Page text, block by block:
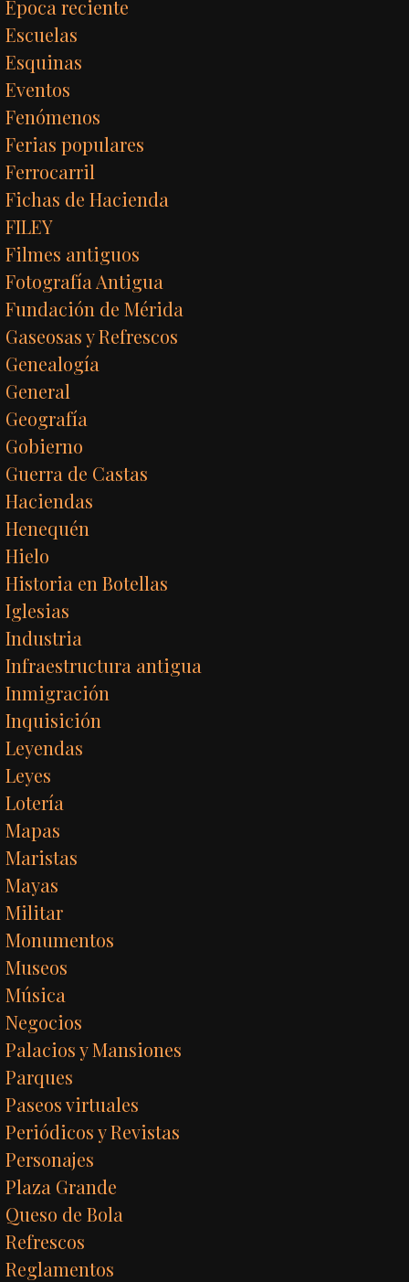
Época reciente
Escuelas
Esquinas
Eventos
Fenómenos
Ferias populares
Ferrocarril
Fichas de Hacienda
FILEY
Filmes antiguos
Fotografía Antigua
Fundación de Mérida
Gaseosas y Refrescos
Genealogía
General
Geografía
Gobierno
Guerra de Castas
Haciendas
Henequén
Hielo
Historia en Botellas
Iglesias
Industria
Infraestructura antigua
Inmigración
Inquisición
Leyendas
Leyes
Lotería
Mapas
Maristas
Mayas
Militar
Monumentos
Museos
Música
Negocios
Palacios y Mansiones
Parques
Paseos virtuales
Periódicos y Revistas
Personajes
Plaza Grande
Queso de Bola
Refrescos
Reglamentos